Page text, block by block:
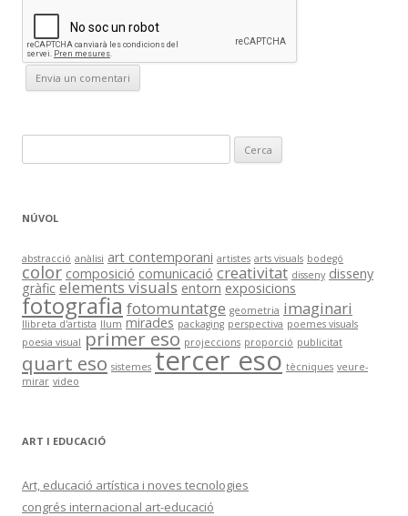
e
c
:
NÚVOL
abstracció anàlisi art contemporani artistes arts visuals bodegó
color composició comunicació creativitat disseny disseny
gràfic elements visuals entorn exposicions
fotografiafotomuntatge geometria imaginari
llibreta d'artista llum mirades packaging perspectiva poemes visuals
poesia visual primer eso projeccions proporció publicitat
quart eso sistemes tercer eso tècniques veure-
mirar video
ART I EDUCACIÓ
Art, educació artística i noves tecnologies
congrés internacional art-educació